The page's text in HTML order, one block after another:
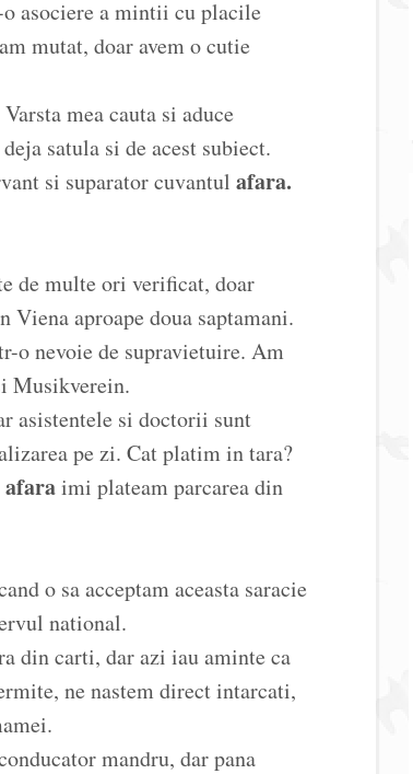
asociere a mintii cu placile
mutat, doar avem o cutie
mea cauta si aduce
satula si de acest subiect.
si suparator cuvantul afara.
de multe ori verificat, doar
aproape doua saptamani.
o nevoie de supravietuire. Am
Musikverein.
asistentele si doctorii sunt
pe zi. Cat platim in tara?
afaraimi plateam parcarea din
o sa acceptam aceasta saracie
national.
din carti, dar azi iau aminte ca
ne nastem direct intarcati,
mandru, dar pana